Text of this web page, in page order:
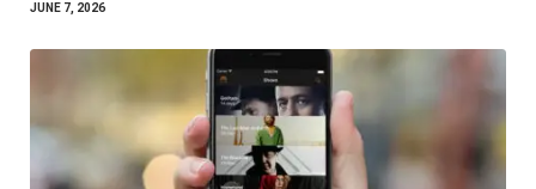
JUNE 7, 2026